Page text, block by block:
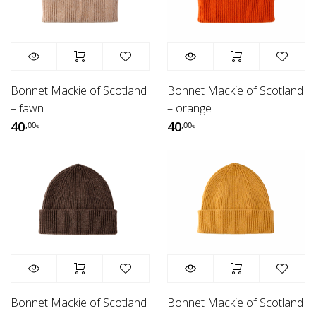
Bonnet Mackie of Scotland
– fawn
40 ,00€
Bonnet Mackie of Scotland
– orange
40 ,00€
Bonnet Mackie of Scotland
Bonnet Mackie of Scotland